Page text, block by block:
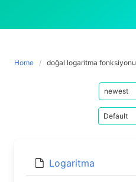
Home doğal logaritma fonksiyonu
Logaritma